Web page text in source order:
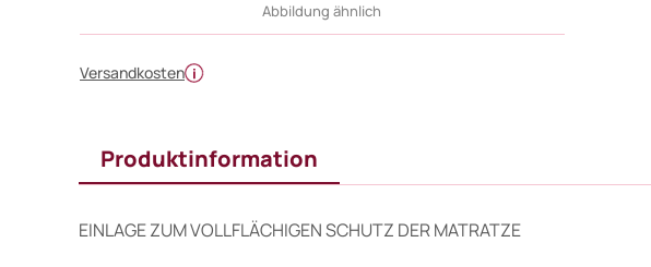
Abbildung ähnlich
Versandkosten
Produktinformation
EINLAGE ZUM VOLLFLÄCHIGEN SCHUTZ DER MATRATZE